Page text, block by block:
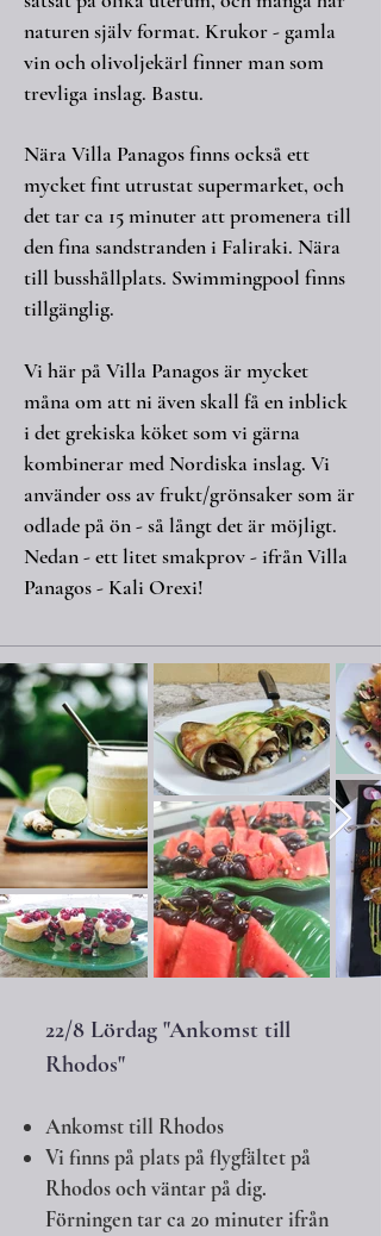
naturen själv format. Krukor - gamla
vin och olivoljekärl finner man som
trevliga inslag. Bastu.
Nära Villa Panagos finns också ett
mycket fint utrustat supermarket, och
det tar ca 15 minuter att promenera till
den fina sandstranden i Faliraki. Nära
till busshållplats. Swimmingpool finns
tillgänglig.
Vi här på Villa Panagos är mycket
måna om att ni även skall få en inblick
i det grekiska köket som vi gärna
kombinerar med Nordiska inslag. Vi
använder oss av frukt/grönsaker som är
odlade på ön - så långt det är möjligt.
Nedan - ett litet smakprov - ifrån Villa
Panagos​ - Kali Orexi!
22/8 Lördag "Ankomst till
Rhodos"
Ankomst till Rhodos
Vi finns på plats på flygfältet på
Rhodos och väntar på dig.
Förningen tar ca 20 minuter ifrån